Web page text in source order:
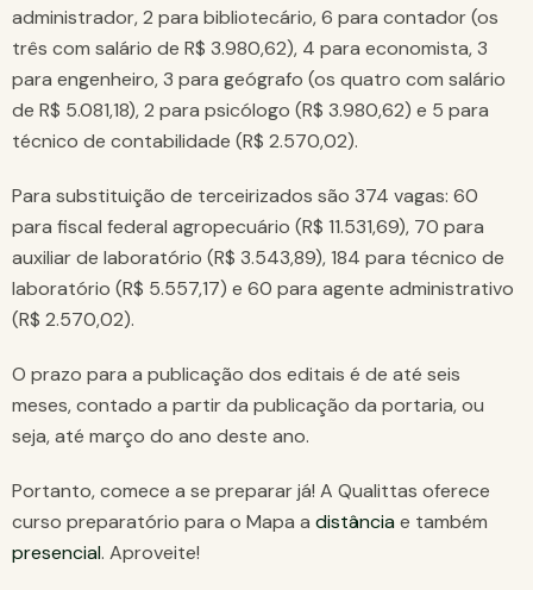
administrador, 2 para bibliotecário, 6 para contador (os
três com salário de R$ 3.980,62), 4 para economista, 3
para engenheiro, 3 para geógrafo (os quatro com salário
de R$ 5.081,18), 2 para psicólogo (R$ 3.980,62) e 5 para
técnico de contabilidade (R$ 2.570,02).
Para substituição de terceirizados são 374 vagas: 60
para fiscal federal agropecuário (R$ 11.531,69), 70 para
auxiliar de laboratório (R$ 3.543,89), 184 para técnico de
laboratório (R$ 5.557,17) e 60 para agente administrativo
(R$ 2.570,02).
O prazo para a publicação dos editais é de até seis
meses, contado a partir da publicação da portaria, ou
seja, até março do ano deste ano.
Portanto, comece a se preparar já! A Qualittas oferece
curso preparatório para o Mapa a distânciae também
presencial. Aproveite!